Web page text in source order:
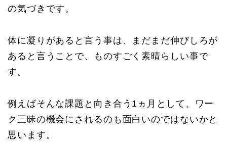
の気づきです。
体に凝りがあると言う事は、まだまだ伸びしろが
あると言うことで、ものすごく素晴らしい事で
す。
例えばそんな課題と向き合う1ヵ月として、ワー
ク三昧の機会にされるのも面白いのではないかと
思います。